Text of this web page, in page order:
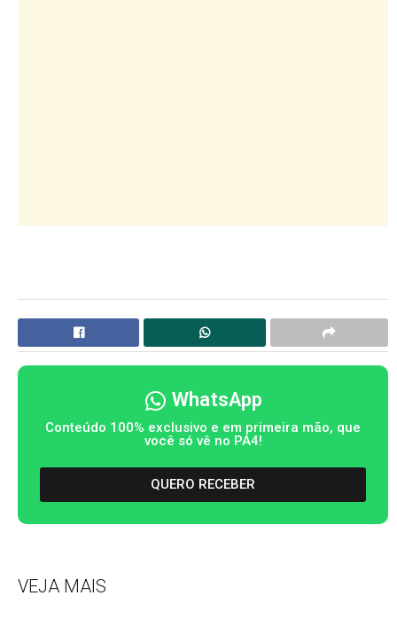
WhatsApp
Conteúdo 100% exclusivo e em primeira mão, que
você só vê no PA4!
QUERO RECEBER
VEJA MAIS